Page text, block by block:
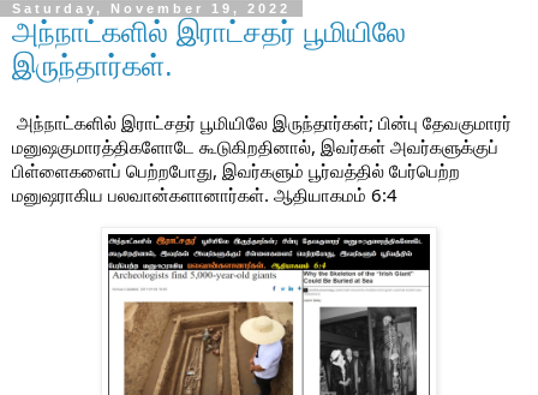
Saturday, November 19, 2022
அந்நாட்களில் இராட்சதர் பூமியிலே
இருந்தார்கள்.
அந்நாட்களில் இராட்சதர் பூமியிலே இருந்தார்கள்; பின்பு தேவகுமாரர்
மனுஷகுமாரத்திகளோடே கூடுகிறதினால், இவர்கள் அவர்களுக்குப்
பிள்ளைகளைப் பெற்றபோது, இவர்களும் பூர்வத்தில் பேர்பெற்ற
மனுஷராகிய பலவான்களானார்கள். ஆதியாகமம் 6:4